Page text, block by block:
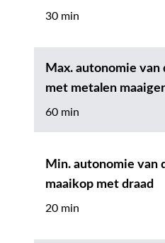
30 min
Max. autonomie van
met metalen
60 min
Min. autonomie van
maaikop met draad
20 min